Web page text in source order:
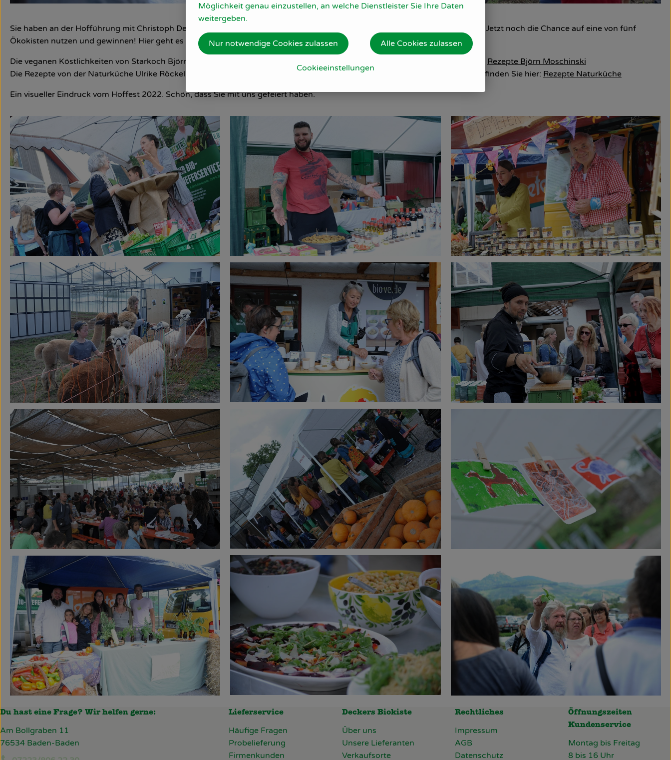
Sie haben an der Hofführung mit Christoph Decker und/oder an der Kräuterführung mit Jürgen Recktenwald teilgenommen? Jetzt noch die Chance auf eine von fünf
Ökokisten nutzen und gewinnen! Hier geht es zu den Gewinnspielen:HofführungundKräuterführung
Die veganen Köstlichkeiten von Starkoch Björn Moschinski kann man nachkochen: Die Rezepte zum Downloaden gibt es hier Rezepte Björn Moschinski
Die Rezepte von der Naturküche Ulrike Röckel für Sesambutter, Zwiebelschmalz, Paprikabutter und vegetarische Leberwurst finden Sie hier: Rezepte Naturküche
Ein visueller Eindruck vom Hoffest 2022. Schön, dass Sie mit uns gefeiert haben.
Du hast eine Frage? Wir helfen gerne:
Am Bollgraben 11
76534 Baden-Baden
Lieferservice
Häufige Fragen
Probelieferung
Firmenkunden
Deckers Biokiste
Über uns
Unsere Lieferanten
Verkaufsorte
Rechtliches
Impressum
AGB
Datenschutz
Öffnungszeiten
Kundenservice
Montag bis Freitag
8 bis 16 Uhr
Möglichkeit genau einzustellen, an welche Dienstleister Sie Ihre Daten
weitergeben.
Cookieeinstellungen
Nur notwendige Cookies zulassen Alle Cookies zulassen